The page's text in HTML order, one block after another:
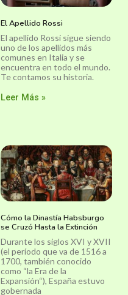
El Apellido Rossi
El apellido Rossi sigue siendo
uno de los apellidos más
comunes en Italia y se
encuentra en todo el mundo.
Te contamos su historia.
Leer Más »
Cómo la Dinastía Habsburgo
se Cruzó Hasta la Extinción
Durante los siglos XVI y XVII
(el período que va de 1516 a
1700, también conocido
como “la Era de la
Expansión“), España estuvo
gobernada